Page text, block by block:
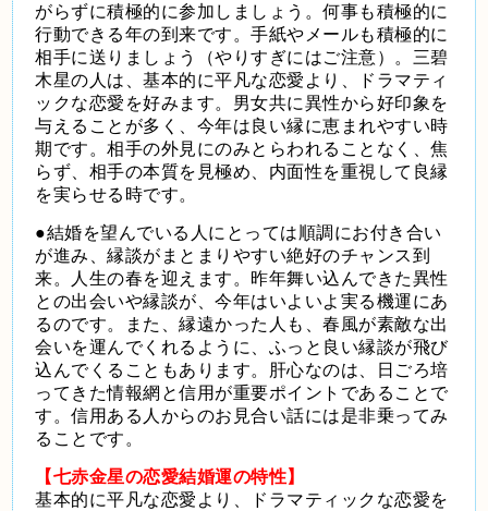
がらずに積極的に参加しましょう。何事も積極的に
行動できる年の到来です。手紙やメールも積極的に
相手に送りましょう（やりすぎにはご注意）。三碧
木星の人は、基本的に平凡な恋愛より、ドラマティ
ックな恋愛を好みます。男女共に異性から好印象を
与えることが多く、今年は良い縁に恵まれやすい時
期です。相手の外見にのみとらわれることなく、焦
らず、相手の本質を見極め、内面性を重視して良縁
を実らせる時です。
●結婚を望んでいる人にとっては順調にお付き合い
が進み、縁談がまとまりやすい絶好のチャンス到
来。人生の春を迎えます。昨年舞い込んできた異性
との出会いや縁談が、今年はいよいよ実る機運にあ
るのです。また、縁遠かった人も、春風が素敵な出
会いを運んでくれるように、ふっと良い縁談が飛び
込んでくることもあります。肝心なのは、日ごろ培
ってきた情報網と信用が重要ポイントであることで
す。信用ある人からのお見合い話には是非乗ってみ
ることです。
【七赤金星の恋愛結婚運の特性】
基本的に平凡な恋愛より、ドラマティックな恋愛を